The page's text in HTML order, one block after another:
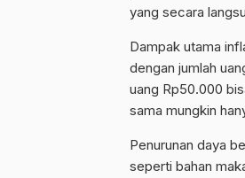
yang secara
Dampak utama
dengan jumlah
uang Rp50.000
sama mungkin
Penurunan daya
seperti bahan